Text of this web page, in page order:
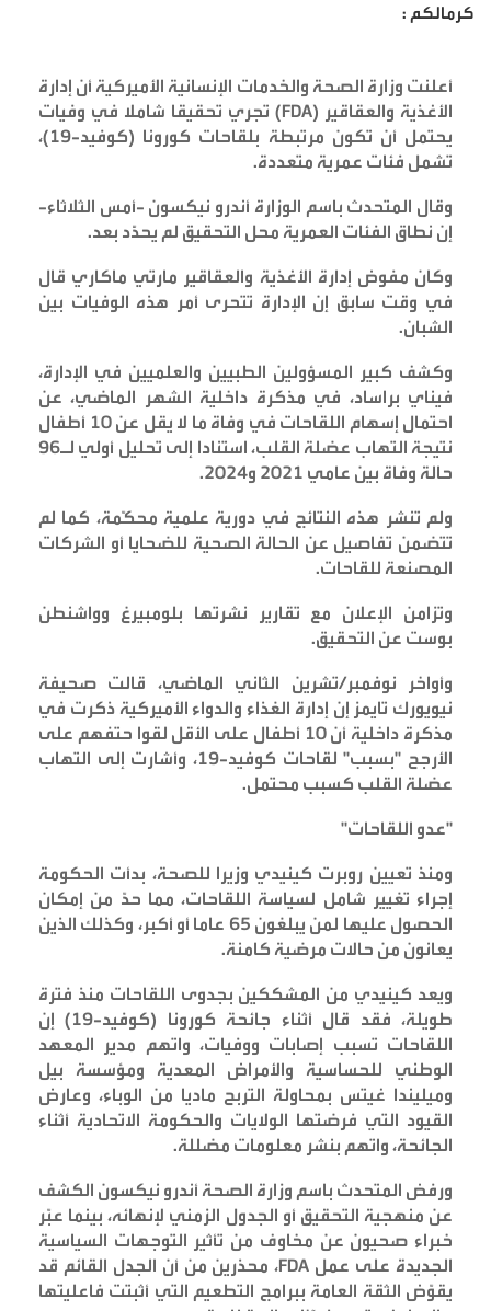
كرمالكم :
أعلنت وزارة الصحة والخدمات الإنسانية الأميركية أن إدارة
الأغذية والعقاقير (FDA)
تجري تحقيقا شاملا في وفيات
يحتمل أن تكون مرتبطة بلقاحات كورونا (كوفيد-19)،
تشمل فئات عمرية متعددة.
وقال المتحدث باسم الوزارة أندرو نيكسون -أمس الثلاثاء-
إن نطاق الفئات العمرية محل التحقيق لم يحدَّد بعد.
وكان مفوض إدارة الأغذية والعقاقير مارتي ماكاري قال
في وقت سابق إن الإدارة تتحرى أمر هذه الوفيات بين
الشبان.
وكشف كبير المسؤولين الطبيين والعلميين في الإدارة،
فيناي براساد، في مذكرة داخلية الشهر الماضي، عن
احتمال إسهام اللقاحات في وفاة ما لا يقل عن 10 أطفال
نتيجة التهاب عضلة القلب، استنادا إلى تحليل أولي لـ96
حالة وفاة بين عامي 2021 و2024
.
ولم تنشر هذه النتائج في دورية علمية محكّمة، كما لم
تتضمن تفاصيل عن الحالة الصحية للضحايا أو الشركات
المصنعة للقاحات.
وتزامن الإعلان مع تقارير نشرتها بلومبيرغ وواشنطن
بوست عن التحقيق.
وأواخر نوفمبر/تشرين الثاني الماضي، قالت صحيفة
نيويورك تايمز إن إدارة الغذاء والدواء الأميركية ذكرت في
مذكرة داخلية أن 10 أطفال على الأقل لقوا حتفهم على
الأرجح "بسبب" لقاحات كوفيد-19، وأشارت إلى التهاب
عضلة القلب كسبب محتمل.
"عدو اللقاحات"
ومنذ تعيين روبرت كينيدي وزيرا للصحة، بدأت الحكومة
إجراء تغيير شامل لسياسة اللقاحات، مما حدّ من إمكان
الحصول عليها لمن يبلغون 65 عاما أو أكبر، وكذلك الذين
يعانون من حالات مرضية كامنة.
ويعد كينيدي من المشككين بجدوى اللقاحات منذ فترة
طويلة، فقد قال أثناء جائحة كورونا (كوفيد-19) إن
اللقاحات تسبب إصابات ووفيات، واتهم مدير المعهد
الوطني للحساسية والأمراض المعدية ومؤسسة بيل
وميليندا غيتس بمحاولة التربح ماديا من الوباء، وعارض
القيود التي فرضتها الولايات والحكومة الاتحادية أثناء
الجائحة، واتهم بنشر معلومات مضللة.
ورفض المتحدث باسم وزارة الصحة أندرو نيكسون الكشف
عن منهجية التحقيق أو الجدول الزمني لإنهائه، بينما عبّر
خبراء صحيون عن مخاوف من تأثير التوجهات السياسية
الجديدة على عمل
، محذرين من أن الجدل القائم قد
يقوّض الثقة العامة ببرامج التطعيم التي أثبتت فاعليتها